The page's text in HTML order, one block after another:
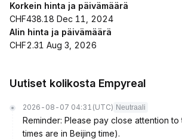
Korkein hinta ja päivämäärä
CHF438.18 Dec 11, 2024
Alin hinta ja päivämäärä
CHF2.31 Aug 3, 2026
Uutiset kolikosta Empyreal
2026-08-07 04:31 (UTC) Neutraali
Reminder: Please pay close attention
times are in Beijing time).